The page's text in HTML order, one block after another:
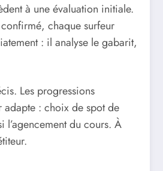
à une évaluation initiale.
chaque surfeur
: il analyse le gabarit,
Les progressions
adapte : choix de spot de
du cours. À